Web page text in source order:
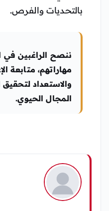
بالتحديات والفرص.
ننصح الراغبين في
مهاراتهم، متابعة
والاستعداد
المجال الحيوي.